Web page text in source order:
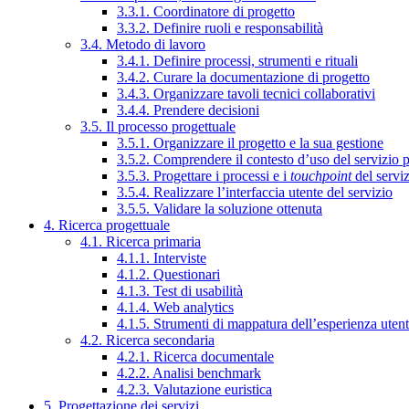
3.3.1. Coordinatore di progetto
3.3.2. Definire ruoli e responsabilità
3.4. Metodo di lavoro
3.4.1. Definire processi, strumenti e rituali
3.4.2. Curare la documentazione di progetto
3.4.3. Organizzare tavoli tecnici collaborativi
3.4.4. Prendere decisioni
3.5. Il processo progettuale
3.5.1. Organizzare il progetto e la sua gestione
3.5.2. Comprendere il contesto d’uso del servizio
3.5.3. Progettare i processi e i touchpointdel
3.5.4. Realizzare l’interfaccia utente del servizio
3.5.5. Validare la soluzione ottenuta
4. Ricerca progettuale
4.1. Ricerca primaria
4.1.1. Interviste
4.1.2. Questionari
4.1.3. Test di usabilità
4.1.4. Web analytics
4.1.5. Strumenti di mappatura dell’esperienza
4.2. Ricerca secondaria
4.2.1. Ricerca documentale
4.2.2. Analisi benchmark
4.2.3. Valutazione euristica
5. Progettazione dei servizi